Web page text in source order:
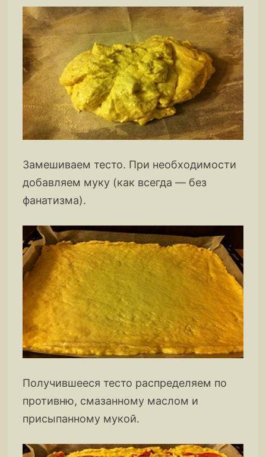
Замешиваем тесто. При необходимости
добавляем муку (как всегда — без
фанатизма).
Получившееся тесто распределяем по
противню, смазанному маслом и
присыпанному мукой.